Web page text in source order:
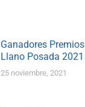
Ganadores
Llano Posada 2021
25 noviembre, 2021